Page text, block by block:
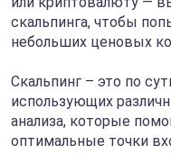
скальпинга, чтобы
небольших ценовых
Скальпинг – это по
использующих
анализа, которые
оптимальные точки